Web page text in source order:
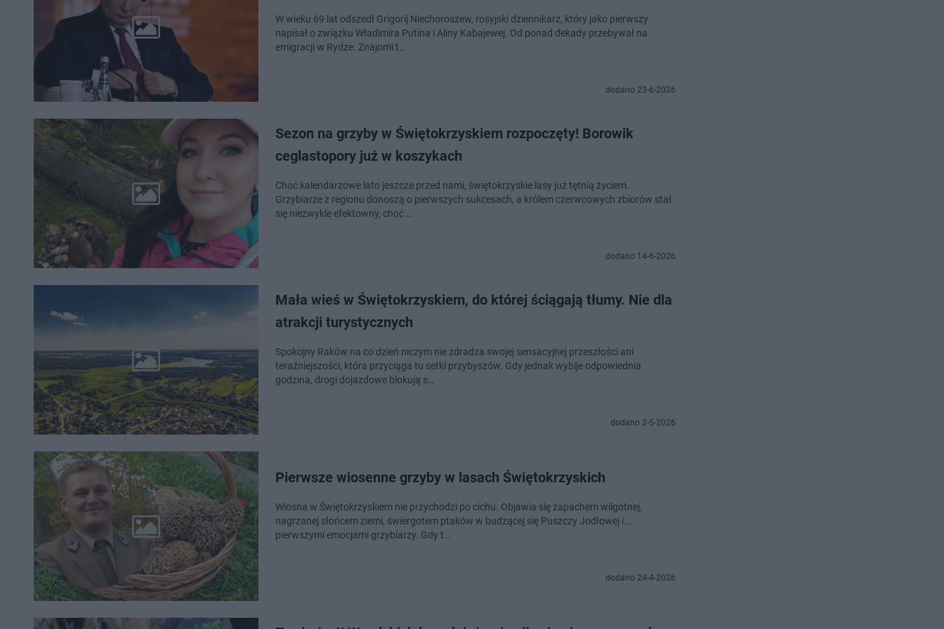
W wieku 69 lat odszedł Grigorij Niechoroszew, rosyjski dziennikarz, który jako pierwszy
napisał o związku Władimira Putina i Aliny Kabajewej. Od ponad dekady przebywał na
emigracji w Rydze. Znajomi t…
dodano 23-6-2026
Sezon na grzyby w Świętokrzyskiem rozpoczęty! Borowik
ceglastopory już w koszykach
Choć kalendarzowe lato jeszcze przed nami, świętokrzyskie lasy już tętnią życiem.
Grzybiarze z regionu donoszą o pierwszych sukcesach, a królem czerwcowych zbiorów stał
się niezwykle efektowny, choć …
dodano 14-6-2026
Mała wieś w Świętokrzyskiem, do której ściągają tłumy. Nie dla
atrakcji turystycznych
Spokojny Raków na co dzień niczym nie zdradza swojej sensacyjnej przeszłości ani
teraźniejszości, która przyciąga tu setki przybyszów. Gdy jednak wybije odpowiednia
godzina, drogi dojazdowe blokują s…
dodano 3-5-2026
Pierwsze wiosenne grzyby w lasach Świętokrzyskich
Wiosna w Świętokrzyskiem nie przychodzi po cichu. Objawia się zapachem wilgotnej,
nagrzanej słońcem ziemi, świergotem ptaków w budzącej się Puszczy Jodłowej i...
pierwszymi emocjami grzybiarzy. Gdy t…
dodano 24-4-2026